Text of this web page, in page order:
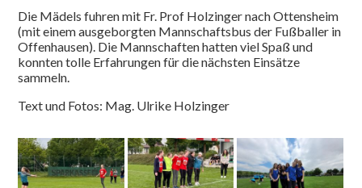
Die Mädels fuhren mit Fr. Prof Holzinger nach Ottensheim
(mit einem ausgeborgten Mannschaftsbus der Fußballer in
Offenhausen). Die Mannschaften hatten viel Spaß und
konnten tolle Erfahrungen für die nächsten Einsätze
sammeln.
Text und Fotos: Mag. Ulrike Holzinger